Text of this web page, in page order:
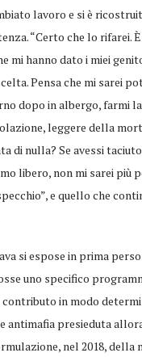
lavoro e si è
“Certo che lo rifarei.È
mi hanno dato i miei
Pensa che mi sarei
dopo in albergo, farmi
leggere della
di nulla?Se avessi
libero, non mi sarei più
, e quello che
si espose in prima
uno specifico
in modo
antimafia presieduta
nel 2018, della